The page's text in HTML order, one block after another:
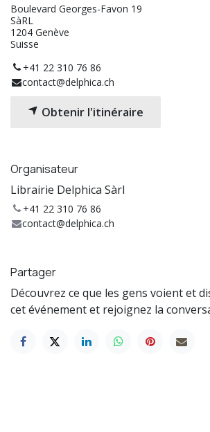
Boulevard Georges-Favon 19
SàRL
1204 Genève
Suisse
+41 22 310 76 86
contact@delphica.ch
Obtenir l'itinéraire
Organisateur
Librairie Delphica Sàrl
+41 22 310 76 86
contact@delphica.ch
Partager
Découvrez ce que les gens voient et
cet événement et rejoignez la